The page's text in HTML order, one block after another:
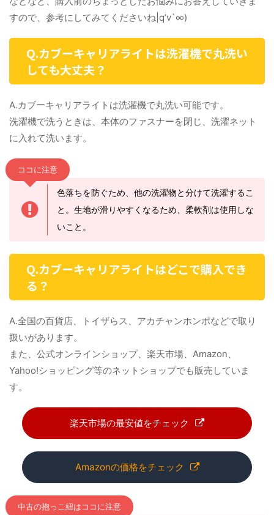
すので、参考にしてみてくださいね|q’v`∞)
Q.カブーキャリアライトは洗濯機で丸洗い
しても大丈夫？
A.カブーキャリアライトは洗濯機で丸洗い可能です。
洗濯機で洗うときは、本体のファスナーを閉じ、洗濯ネット
に入れて洗います。
ココに注意
色落ちを防ぐため、他の洗濯物と分けて洗濯するこ
と。生地が滑りやすくなるため、柔軟剤は使用しな
いこと。
Q.カブーキャリアライトはどこで購入でき
る？
A.全国の百貨店、トイザらス、アカチャンホンポなどで取り
扱いがあります。
また、公式オンラインショップ、楽天市場、Amazon、
Yahoo!ショッピング等のネットショップでも販売していま
す。
楽天市場の最安値をチェック
Amazonの価格をチェック
中古の抱っこ紐はココに注意